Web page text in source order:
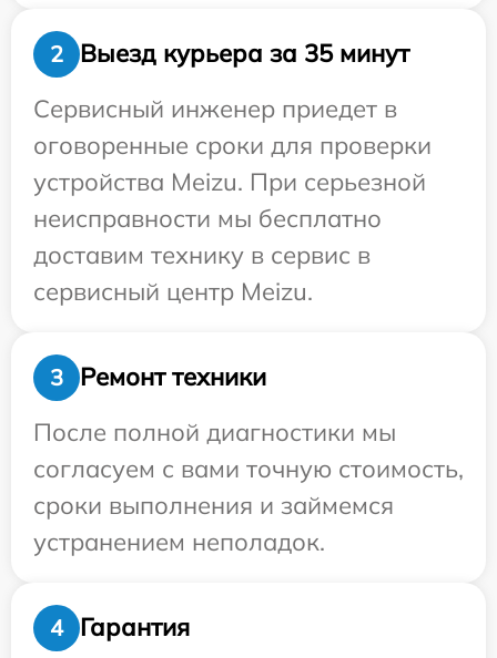
2
Выезд курьера за 35 минут
Сервисный инженер приедет в
оговоренные сроки для проверки
устройства Meizu. При серьезной
неисправности мы бесплатно
доставим технику в сервис в
сервисный центр Meizu.
3
Ремонт техники
После полной диагностики мы
согласуем с вами точную стоимость,
сроки выполнения и займемся
устранением неполадок.
4 Гарантия